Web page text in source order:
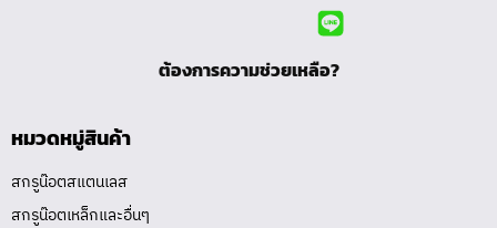
ต้องการความช่วยเหลือ?
หมวดหมู่สินค้า
สกรูน๊อตสแตนเลส
สกรูน๊อตเหล็กและอื่นๆ